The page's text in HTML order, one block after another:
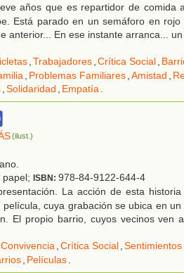
años que es repartidor de comida
Está parado en un semáforo en rojo
anterior... En ese instante arranca...
Trabajadores Crítica Social
Problemas Familiares Amistad
Solidaridad Empatía
(ilust.)
papel; ISBN: 978-84-9122-644-4
La acción de esta
cuya grabación se ubica en
El propio barrio, cuyos vecinos ven
Convivencia Crítica Social Sentimientos
Películas